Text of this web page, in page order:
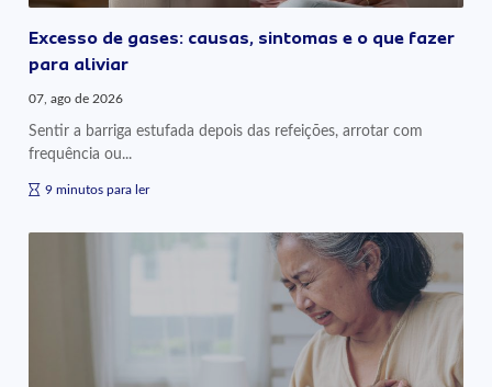
Excesso de gases: causas, sintomas e o que fazer
para aliviar
07, ago de 2026
Sentir a barriga estufada depois das refeições, arrotar com
frequência ou...
9 minutos para ler